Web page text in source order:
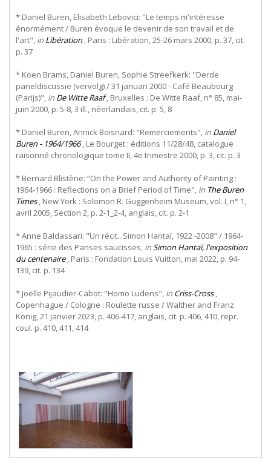
* Daniel Buren, Elisabeth Lebovici: "Le temps m'intéresse
énormément / Buren évoque le devenir de son travail et de
l'art", in Libération, Paris : Libération, 25-26 mars 2000, p. 37, cit.
p. 37
* Koen Brams, Daniel Buren, Sophie Streefkerk: "Derde
paneldiscussie (vervolg) / 31 januari 2000 - Café Beaubourg
(Parijs)", in De Witte Raaf, Bruxelles : De Witte Raaf, n° 85, mai-
juin 2000, p. 5-8, 3 ill., néerlandais, cit. p. 5, 8
* Daniel Buren, Annick Boisnard: "Remerciements", in Daniel
Buren - 1964/1966, Le Bourget : éditions 11/28/48, catalogue
raisonné chronologique tome II, 4e trimestre 2000, p. 3, cit. p. 3
* Bernard Blistène: “On the Power and Authority of Painting :
1964-1966 : Reflections on a Brief Period of Time", in The Buren
Times, New York : Solomon R. Guggenheim Museum, vol. I, n° 1,
avril 2005, Section 2, p. 2-1_2-4, anglais, cit. p. 2-1
* Anne Baldassari: "Un récit...Simon Hantaï, 1922 -2008" / 1964-
1965 : série des Panses saucisses, inSimon Hantaï, l'exposition
du centenaire, Paris : Fondation Louis Vuitton, mai 2022, p. 94-
139, cit. p. 134
* Joëlle Pijaudier-Cabot: "Homo Ludens", in Criss-Cross,
Copenhague / Cologne : Roulette russe / Walther and Franz
König, 21 janvier 2023, p. 406-417, anglais, cit. p. 406, 410, repr.
coul. p. 410, 411, 414